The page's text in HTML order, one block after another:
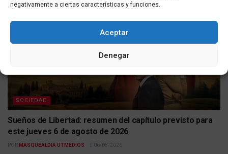
negativamente a ciertas características y funciones.
Aceptar
Denegar
SOCIEDAD
Sueños de Libertad: resumen del capítulo previsto para
este jueves 6 de agosto de 2026
POR MASQUEALDIA UTMEDIOS 06/08/2026